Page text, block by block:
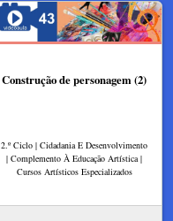
Construção de personagem (2)
2.º Ciclo | Cidadania E Desenvolvimento
| Complemento À Educação Artística |
Cursos Artísticos Especializados